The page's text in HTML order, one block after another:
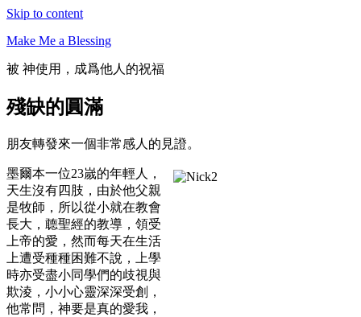
Skip to content
Make Me a Blessing
被 神使用，成爲他人的祝福
殘缺的圓滿
朋友轉發來一個非常感人的見證。
墨爾本一位23嵗的年輕人，
天生沒有四肢，由於他父親
是牧師，所以從小就在教會
長大，聼聖經的教導，領受
上帝的愛，然而每天在生活
上遭受種種困難不說，上學
時亦受盡小同學們的歧視與
欺淩，小小心靈深深受創，
他常問，神要是真的愛我，